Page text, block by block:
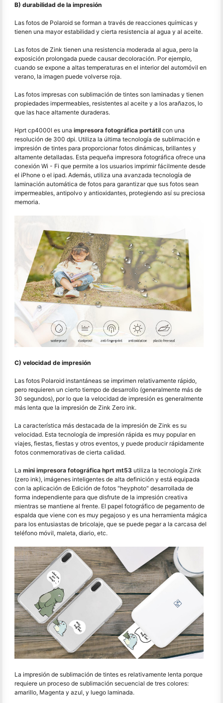
B) durabilidad de la impresión
Las fotos de Polaroid se forman a través de reacciones químicas y
tienen una mayor estabilidad y cierta resistencia al agua y al aceite.
Las fotos de Zink tienen una resistencia moderada al agua, pero la
exposición prolongada puede causar decoloración. Por ejemplo,
cuando se expone a altas temperaturas en el interior del automóvil en
verano, la imagen puede volverse roja.
Las fotos impresas con sublimación de tintes son laminadas y tienen
propiedades impermeables, resistentes al aceite y a los arañazos, lo
que las hace altamente duraderas.
Hprt cp4000l es una impresora fotográfica portátil con una
resolución de 300 dpi. Utiliza la última tecnología de sublimación e
impresión de tintes para proporcionar fotos dinámicas, brillantes y
altamente detalladas. Esta pequeña impresora fotográfica ofrece una
conexión Wi - Fi que permite a los usuarios imprimir fácilmente desde
el iPhone o el ipad. Además, utiliza una avanzada tecnología de
laminación automática de fotos para garantizar que sus fotos sean
impermeables, antipolvo y antioxidantes, protegiendo así su preciosa
memoria.
C) velocidad de impresión
Las fotos Polaroid instantáneas se imprimen relativamente rápido,
pero requieren un cierto tiempo de desarrollo (generalmente más de
30 segundos), por lo que la velocidad de impresión es generalmente
más lenta que la impresión de Zink Zero ink.
La característica más destacada de la impresión de Zink es su
velocidad. Esta tecnología de impresión rápida es muy popular en
viajes, fiestas, fiestas y otros eventos, y puede producir rápidamente
fotos conmemorativas de cierta calidad.
La mini impresora fotográfica hprt mt53 utiliza la tecnología Zink
(zero ink), imágenes inteligentes de alta definición y está equipada
con la aplicación de Edición de fotos "heyphoto" desarrollada de
forma independiente para que disfrute de la impresión creativa
mientras se mantiene al frente. El papel fotográfico de pegamento de
espalda que viene con es muy pegajoso y es una herramienta mágica
para los entusiastas de bricolaje, que se puede pegar a la carcasa del
teléfono móvil, maleta, diario, etc.
La impresión de sublimación de tintes es relativamente lenta porque
requiere un proceso de sublimación secuencial de tres colores:
amarillo, Magenta y azul, y luego laminada.